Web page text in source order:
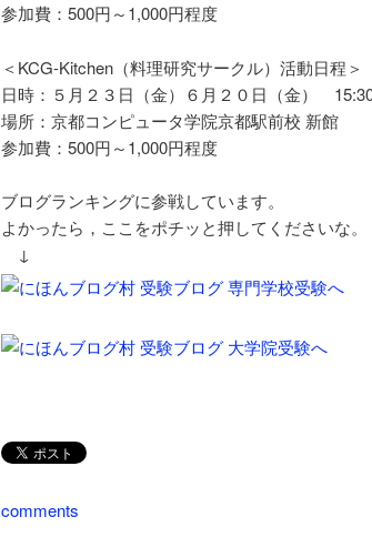
参加費：500円～1,000円程度
＜KCG-Kitchen（料理研究サークル）活動日程＞
日時：５月２３日（金）６月２０日（金）
場所：京都コンピュータ学院京都駅前校 新館
参加費：500円～1,000円程度
ブログランキングに参戦しています。
よかったら，ここをポチッと押してくださいな。
↓
comments